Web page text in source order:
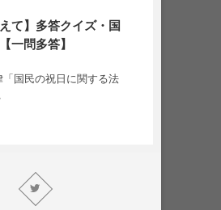
えて】多答クイズ・国
一問多答】
「国民の祝日に関する法